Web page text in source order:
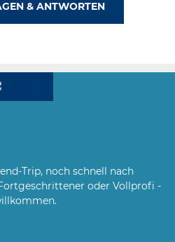
In der näheren
& ANTWORTEN
Trip, noch schnell nach
oder Vollprofi -